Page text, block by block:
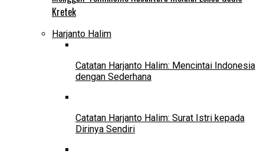
Kretek
Harjanto Halim
Catatan Harjanto Halim: Mencintai Indonesia
dengan Sederhana
Catatan Harjanto Halim: Surat Istri kepada
Dirinya Sendiri